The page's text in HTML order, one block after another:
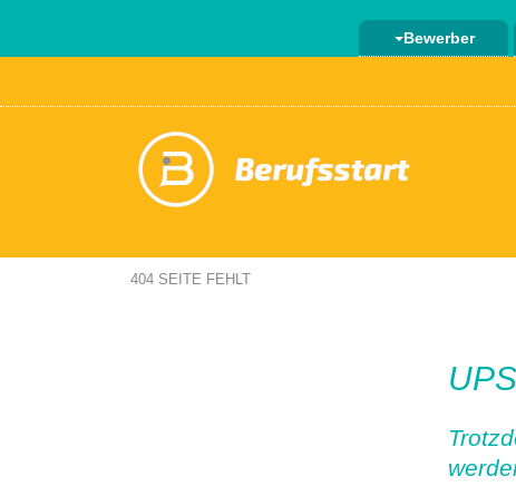
Bewerber
404 SEITE FEHLT